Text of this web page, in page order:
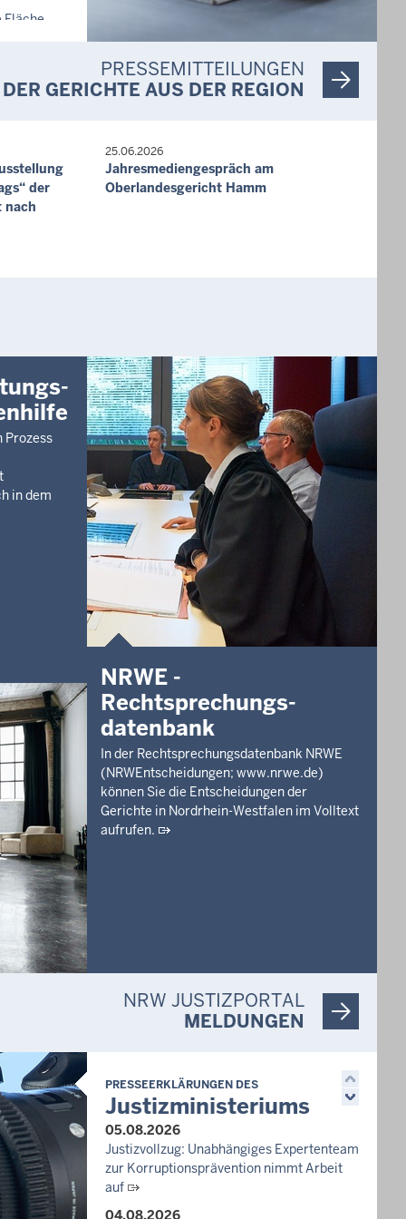
Freifläche
PRESSEMITTEILUNGEN
DER GERICHTE AUS DER REGION
der
nach
25.06.2026
Jahresmediengespräch am
Oberlandesgericht Hamm
Prozess
in dem
NRWE -
Rechtsprechungs­
datenbank
In der Rechtsprechungsdatenbank NRWE
(NRWEntscheidungen; www.nrwe.de)
können Sie die Entscheidungen der
Gerichte in Nordrhein-Westfalen im Volltext
aufrufen.
NRW JUSTIZPORTAL
MELDUNGEN
PRESSEERKLÄRUNGEN DES
Justizministeriums
05.08.2026
Justizvollzug: Unabhängiges Expertenteam
zur Korruptionsprävention nimmt Arbeit
auf
04.08.2026